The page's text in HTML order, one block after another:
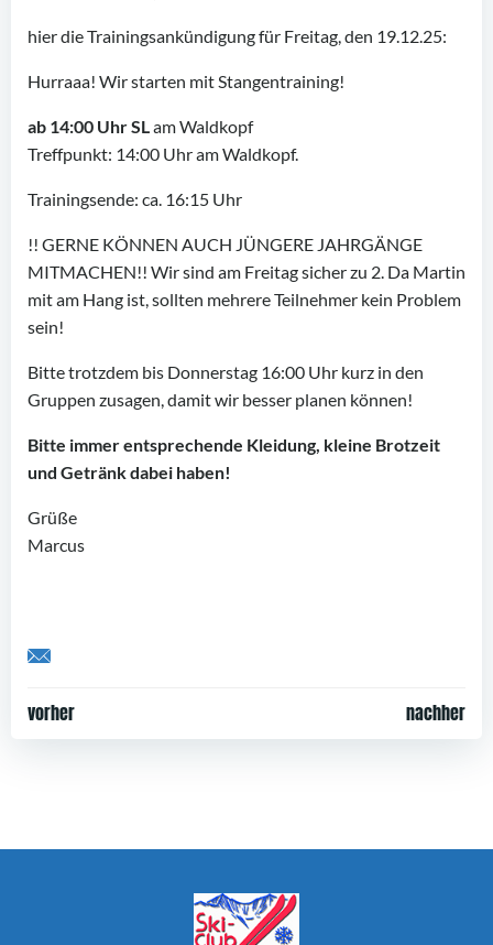
hier die Trainingsankündigung für Freitag, den 19.12.25:
Hurraaa! Wir starten mit Stangentraining!
ab 14:00 Uhr SLam Waldkopf
Treffpunkt: 14:00 Uhr am Waldkopf.
Trainingsende: ca. 16:15 Uhr
!! GERNE KÖNNEN AUCH JÜNGERE JAHRGÄNGE
MITMACHEN!! Wir sind am Freitag sicher zu 2. Da Martin
mit am Hang ist, sollten mehrere Teilnehmer kein Problem
sein!
Bitte trotzdem bis Donnerstag 16:00 Uhr kurz in den
Gruppen zusagen, damit wir besser planen können!
Bitte immer entsprechende Kleidung, kleine Brotzeit
und Getränk dabei haben!
Grüße
Marcus
Share by Email
Post
vorher
Post
nachher